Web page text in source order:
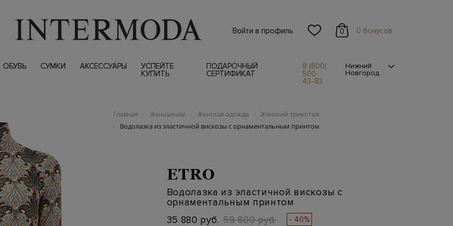
Войти в профиль 0 0 бонусов
ОБУВЬ СУМКИ АКСЕССУАРЫ
УСПЕЙТЕ
КУПИТЬ
ПОДАРОЧНЫЙ
СЕРТИФИКАТ
8 (800)
500-
43-83
Нижний
Новгород
Главная / Женщинам / Женская одежда / Женский трикотаж
/ Водолазка из эластичной вискозы с орнаментальным принтом
ETRO
Водолазка из эластичной вискозы с
орнаментальным принтом
35 880 руб. 59 800 руб. - 40%